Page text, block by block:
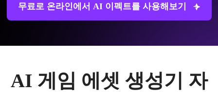
무료로 온라인에서 AI 이펙트를 사용해보기
AI 게임 에셋 생성기 자